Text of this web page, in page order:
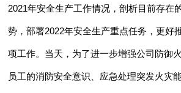
2021年安全生产工作情况，剖析目前存在
势，部署2022年安全生产重点任务，更好
项工作。当天，为了进一步增强公司防御
员工的消防安全意识、应急处理突发火灾